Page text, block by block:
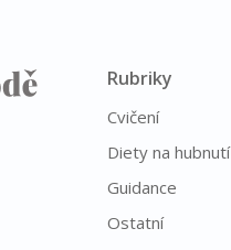
Rubriky
Cvičení
Diety na hubnutí
Guidance
Ostatní